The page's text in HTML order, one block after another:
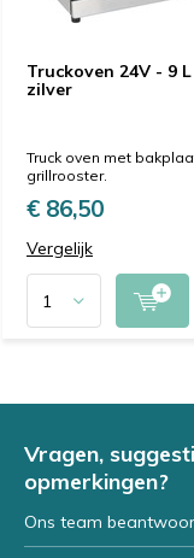
Truckoven 24V - 9
zilver
Truck oven met
grillrooster.
€ 86,50
Vergelijk
Vragen,
opmerkingen?
Ons team